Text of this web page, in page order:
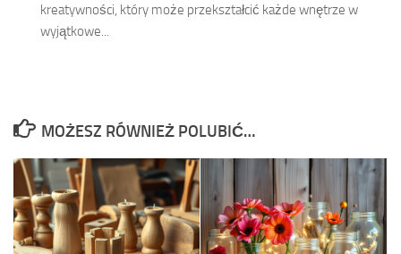
kreatywności, który może przekształcić każde wnętrze w
wyjątkowe...
MOŻESZ RÓWNIEŻ POLUBIĆ…